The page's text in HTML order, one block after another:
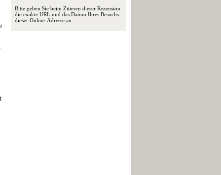
Bitte geben Sie beim Zitieren dieser Rezension
die exakte URL und das Datum Ihres Besuchs
dieser Online-Adresse an.